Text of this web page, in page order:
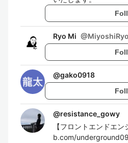
Ryo Mi @
@gako0918
@resistance_gowy
【フロントエンドエ
b.com/